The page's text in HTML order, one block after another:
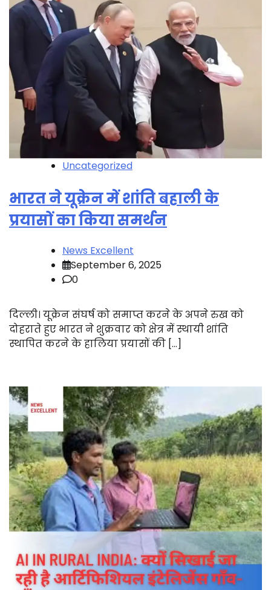
Uncategorized
भारत ने यूक्रेन में शांति बहाली के
प्रयासों का किया समर्थन
News Excellent
September 6, 2025
0
दिल्ली। यूक्रेन संघर्ष को समाप्त करने के अपने रुख को
दोहराते हुए भारत ने शुक्रवार को क्षेत्र में स्थायी शांति
स्थापित करने के हालिया प्रयासों की […]